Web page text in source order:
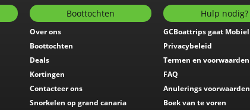
Boottochten
Over ons
Boottochten
Deals
Kortingen
Contacteer ons
Snorkelen op grand canaria
Hulp nodig?
GCBoattrips gaat Mobiel
Privacybeleid
Termen en voorwaarden
FAQ
Anulerings voorwaarden
Boek van te voren